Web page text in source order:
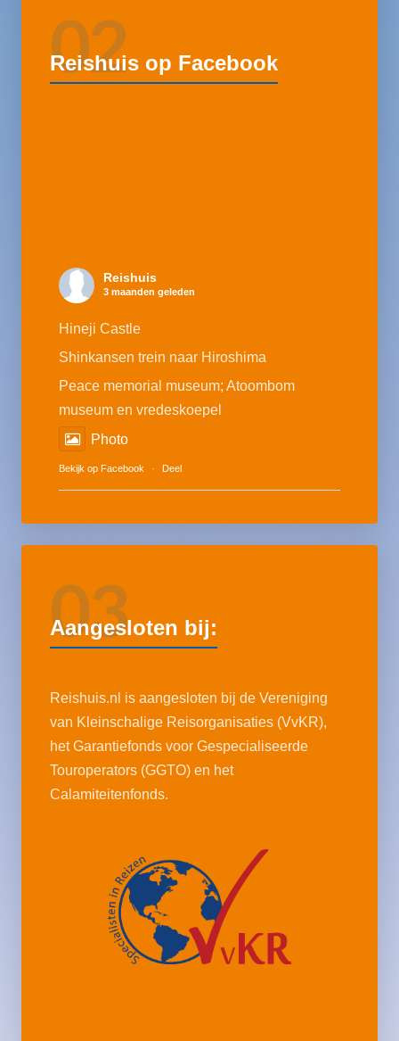
02
Reishuis op Facebook
Reishuis
3 maanden geleden
Hineji Castle
Shinkansen trein naar Hiroshima
Peace memorial museum; Atoombom
museum en vredeskoepel
Photo
Bekijk op Facebook · Deel
03
Aangesloten bij:
Reishuis.nl is aangesloten bij de Vereniging
van Kleinschalige Reisorganisaties (VvKR),
het Garantiefonds voor Gespecialiseerde
Touroperators (GGTO) en het
Calamiteitenfonds.